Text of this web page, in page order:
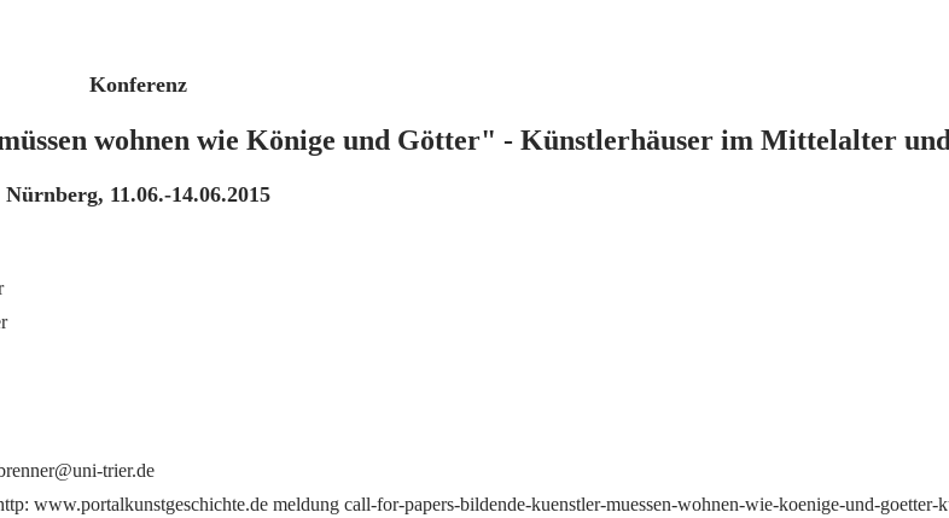
Konferenz
wohnen wie Könige und Götter" - Künstlerhäuser im Mittelalter
Nürnberg, 11.06.-14.06.2015
trier.de
www.portalkunstgeschichte.de meldung call-for-papers-bildende-kuenstler-muessen-wohnen-wie-koenige-und-